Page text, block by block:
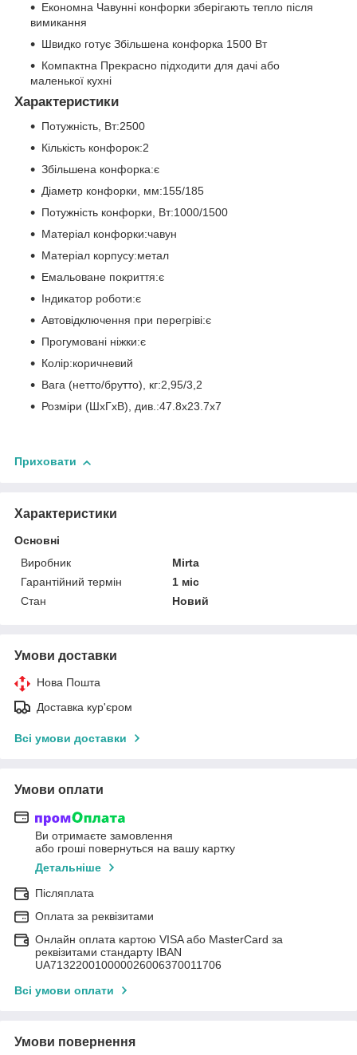
Економна Чавунні конфорки зберігають тепло після
вимикання
Швидко готує Збільшена конфорка 1500 Вт
Компактна Прекрасно підходити для дачі або
маленької кухні
Характеристики
Потужність, Вт:2500
Кількість конфорок:2
Збільшена конфорка:є
Діаметр конфорки, мм:155/185
Потужність конфорки, Вт:1000/1500
Матеріал конфорки:чавун
Матеріал корпусу:метал
Емальоване покриття:є
Індикатор роботи:є
Автовідключення при перегріві:є
Прогумовані ніжки:є
Колір:коричневий
Вага (нетто/брутто), кг:2,95/3,2
Розміри (ШхГхВ), див.:47.8х23.7х7
Приховати
Характеристики
Основні
Виробник
Mirta
Гарантійний термін
1 міс
Стан
Новий
Умови доставки
Нова Пошта
Доставка кур'єром
Всі умови доставки
Умови оплати
Ви отримаєте замовлення
або гроші повернуться на вашу картку
Детальніше
Післяплата
Оплата за реквізитами
Онлайн оплата картою VISA або MasterCard за
реквізитами стандарту IBAN
UA713220010000026006370011706
Всі умови оплати
Умови повернення